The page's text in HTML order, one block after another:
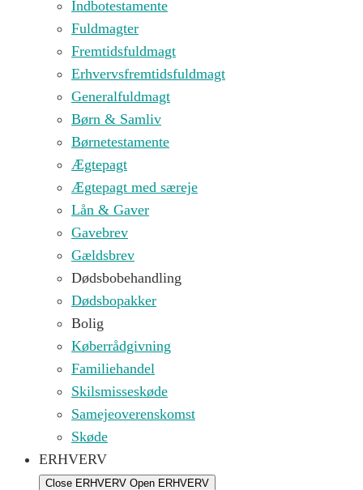
Indbotestamente
Fuldmagter
Fremtidsfuldmagt
Erhvervsfremtidsfuldmagt
Generalfuldmagt
Børn & Samliv
Børnetestamente
Ægtepagt
Ægtepagt med særeje
Lån & Gaver
Gavebrev
Gældsbrev
Dødsbobehandling
Dødsbopakker
Bolig
Køberrådgivning
Familiehandel
Skilsmisseskøde
Samejeoverenskomst
Skøde
ERHVERV
Close ERHVERV Open ERHVERV